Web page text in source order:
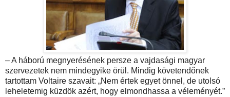
– A háború megnyerésének persze a vajdasági magyar
szervezetek nem mindegyike örül. Mindig követendőnek
tartottam Voltaire szavait: „Nem értek egyet önnel, de utolsó
leheletemig küzdök azért, hogy elmondhassa a véleményét.”